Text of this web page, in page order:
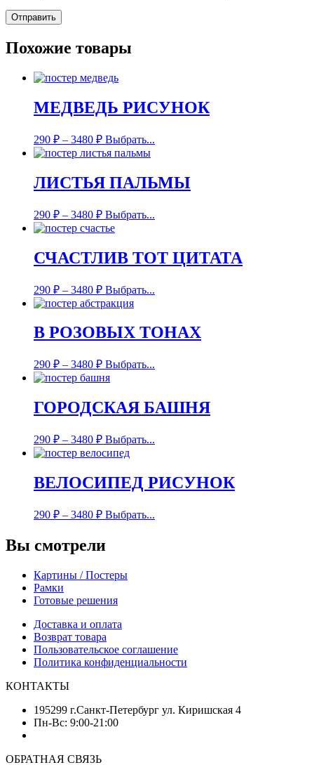
Похожие товары
МЕДВЕДЬ РИСУНОК
290 ₽ – 3480 ₽ Выбрать...
ЛИСТЬЯ ПАЛЬМЫ
290 ₽ – 3480 ₽ Выбрать...
СЧАСТЛИВ ТОТ ЦИТАТА
290 ₽ – 3480 ₽ Выбрать...
В РОЗОВЫХ ТОНАХ
290 ₽ – 3480 ₽ Выбрать...
ГОРОДСКАЯ БАШНЯ
290 ₽ – 3480 ₽ Выбрать...
ВЕЛОСИПЕД РИСУНОК
290 ₽ – 3480 ₽ Выбрать...
Вы смотрели
Картины / Постеры
Рамки
Готовые решения
Доставка и оплата
Возврат товара
Пользовательское соглашение
Политика конфиденциальности
КОНТАКТЫ
195299 г.Санкт-Петербург ул. Киришская 4
Пн-Вс: 9:00-21:00
ОБРАТНАЯ СВЯЗЬ